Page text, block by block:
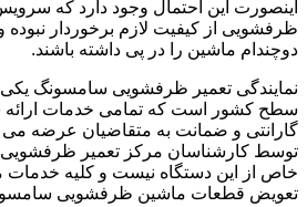
اینصورت این احتمال وجود دارد که
ظرفشویی از کیفیت لازم برخوردار
دوچندام ماشین را در پی داشته باشند.
نمایندگی تعمیر ظرفشویی سامسونگ یکی
سطح کشور است که تمامی خدمات ارائه
گارانتی و ضمانت به متقاضیان عرضه می
توسط کارشناسان مرکز تعمیر
خاص از این دستگاه نیست و کلیه خدمات
تعویض قطعات ماشین ظرفشویی